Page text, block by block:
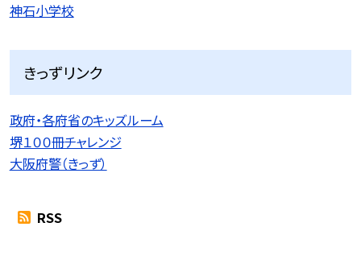
神石小学校
きっずリンク
政府・各府省のキッズルーム
堺１００冊チャレンジ
大阪府警（きっず）
RSS